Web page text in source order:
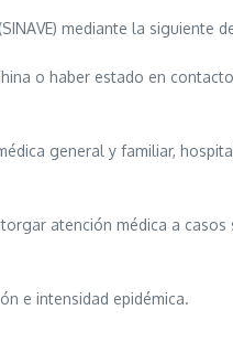
mediante la siguiente
o haber estado en
general y familiar,
atención médica a
e intensidad epidémica.